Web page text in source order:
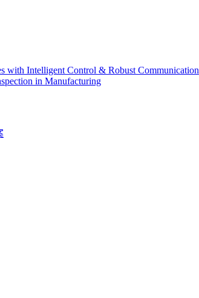
with Intelligent Control & Robust Communication
in Manufacturing